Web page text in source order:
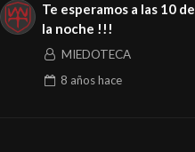
Te esperamos a las 10 de
la noche !!!
MIEDOTECA
8 añoshace